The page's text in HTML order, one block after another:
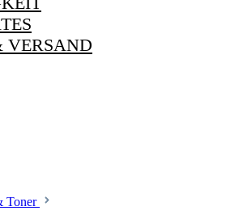
VERSAND
Toner